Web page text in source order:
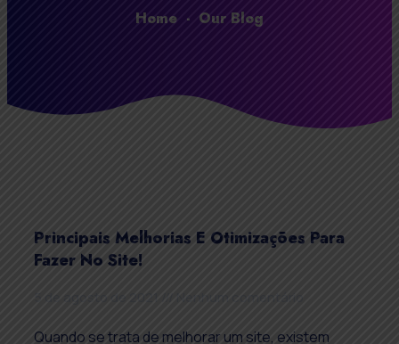
Home - Our Blog
Principais Melhorias E Otimizações Para
Fazer No Site!
Quando se trata de melhorar um site, existem